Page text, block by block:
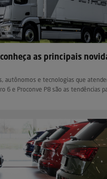
as principais
autônomos e tecnologias que
6 e Proconve P8 são as tendências